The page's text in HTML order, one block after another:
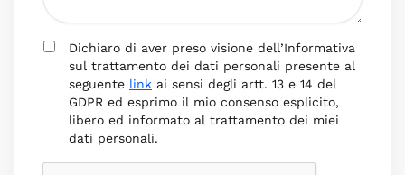
Dichiaro di aver preso visione dell’Informativa
sul trattamento dei dati personali presente al
seguente link ai sensi degli artt. 13 e 14 del
GDPR ed esprimo il mio consenso esplicito,
libero ed informato al trattamento dei miei
dati personali.